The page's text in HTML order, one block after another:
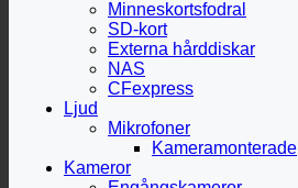
Minneskortsfodral
SD-kort
Externa hårddiskar
NAS
CFexpress
Ljud
Mikrofoner
Kameramonterade
Kameror